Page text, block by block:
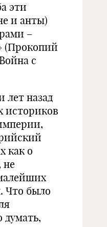
эти
и анты)
–
(Прокопий
с
лет назад
историков
как о
не
Что было
думать,